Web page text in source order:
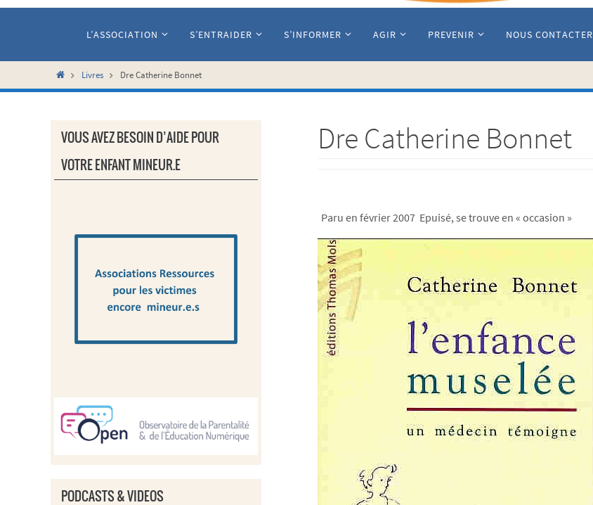
L’ASSOCIATION S’ENTRAIDER S’INFORMER AGIR PREVENIR NOUS CONTACTER
HomeLivres Dre Catherine Bonnet
Dre Catherine Bonnet
Paru en février 2007 Epuisé, se trouve en « occasion »
VOUS AVEZ BESOIN D’AIDE POUR
VOTRE ENFANT MINEUR.E
PODCASTS & VIDEOS